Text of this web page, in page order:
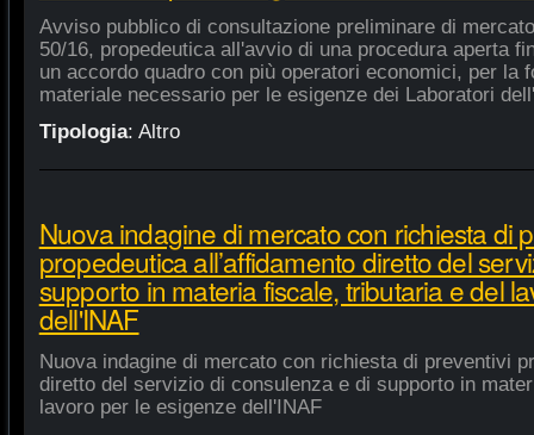
Avviso pubblico di consultazione preliminare di
50/16, propedeutica all'avvio di una procedura aperta
un accordo quadro con più operatori economici, per la
materiale necessario per le esigenze dei Laboratori
Tipologia: Altro
Nuova indagine di mercato con richiesta di
propedeutica all’affidamento diretto del
supporto in materia fiscale, tributaria e del
dell'INAF
Nuova indagine di mercato con richiesta di preventivi
diretto del servizio di consulenza e di supporto in
lavoro per le esigenze dell'INAF